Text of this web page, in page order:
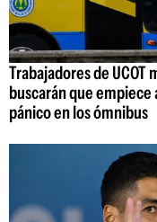
Trabajadores de
buscarán que
pánico en los ómnibus